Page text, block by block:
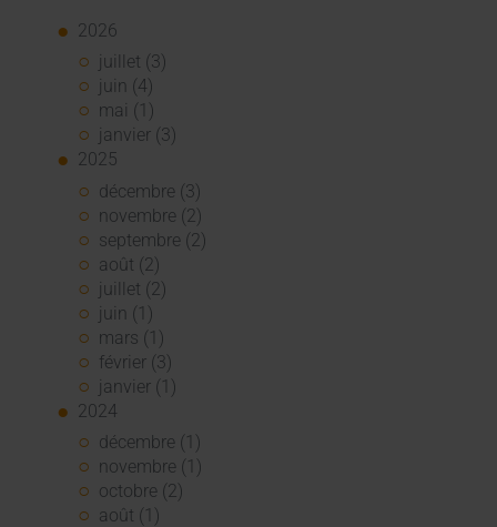
2026
juillet (3)
juin (4)
mai (1)
janvier (3)
2025
décembre (3)
novembre (2)
septembre (2)
août (2)
juillet (2)
juin (1)
mars (1)
février (3)
janvier (1)
2024
décembre (1)
novembre (1)
octobre (2)
août (1)